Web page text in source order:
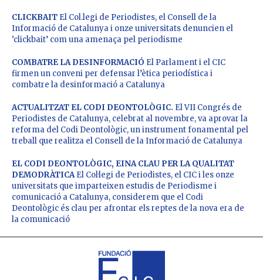
CLICKBAIT El Col.legi de Periodistes, el Consell de la
Informació de Catalunya i onze universitats denuncien el
‘clickbait’ com una amenaça pel periodisme
COMBATRE LA DESINFORMACIÓ El Parlament i el CIC
firmen un conveni per defensar l’ètica periodística i
combatre la desinformació a Catalunya
ACTUALITZAT EL CODI DEONTOLÒGIC. El VII Congrés de
Periodistes de Catalunya, celebrat al novembre, va aprovar la
reforma del Codi Deontològic, un instrument fonamental pel
treball que realitza el Consell de la Informació de Catalunya
EL CODI DEONTOLÒGIC, EINA CLAU PER LA QUALITAT
DEMODRÀTICAEl Col·legi de Periodistes, el CIC i les onze
universitats que imparteixen estudis de Periodisme i
comunicació a Catalunya, considerem que el Codi
Deontològic és clau per afrontar els reptes de la nova era de
la comunicació